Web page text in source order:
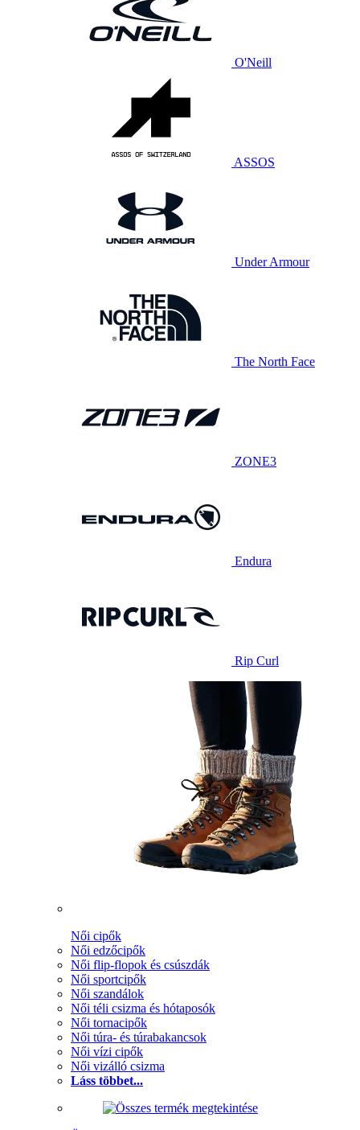
O'Neill
ASSOS
Under Armour
The North Face
ZONE3
Endura
Rip Curl
Női cipők
Női edzőcipők
Női flip-flopok és csúszdák
Női sportcipők
Női szandálok
Női téli csizma és hótaposók
Női tornacipők
Női túra- és túrabakancsok
Női vízi cipők
Női vizálló csizma
Láss többet...